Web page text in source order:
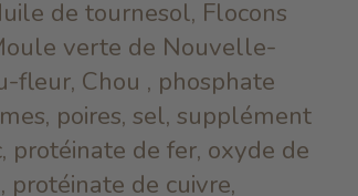
de tournesol, Flocons
verte de Nouvelle-
fleur, Chou , phosphate
poires, sel, supplément
protéinate de fer, oxyde de
de cuivre,